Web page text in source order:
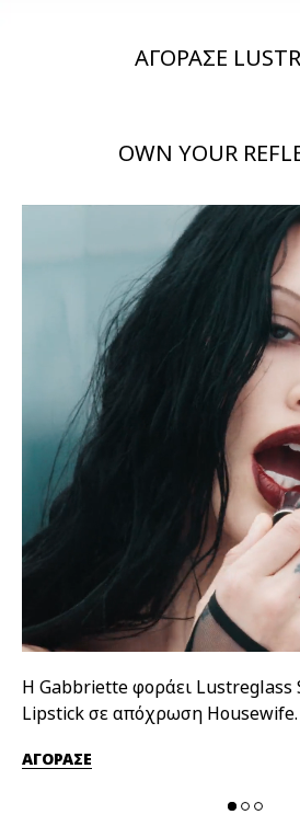
ΑΓΟΡΑΣΕ
OWN YOUR
Η Gabbriette φοράει Lustreglass
Lipstick σε απόχρωση Housewife.
ΑΓΟΡΑΣΕ